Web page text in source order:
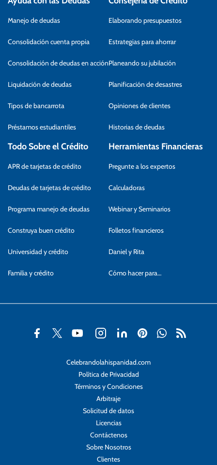
Manejo de deudas
Consolidación cuenta propia
Consolidación de deudas en acción
Liquidación de deudas
Tipos de bancarrota
Préstamos estudiantiles
Elaborando presupuestos
Estrategias para ahorrar
Planeando su jubilación
Planificación de desastres
Opiniones de clientes
Historias de deudas
Todo Sobre el Crédito
APR de tarjetas de crédito
Deudas de tarjetas de crédito
Programa manejo de deudas
Construya buen crédito
Universidad y crédito
Familia y crédito
Herramientas Financieras
Pregunte a los expertos
Calculadoras
Webinar y Seminarios
Folletos financieros
Daniel y Rita
Cómo hacer para…
Celebrandolahispanidad.com
Política de Privacidad
Términos y Condiciones
Arbitraje
Solicitud de datos
Licencias
Contáctenos
Sobre Nosotros
Clientes